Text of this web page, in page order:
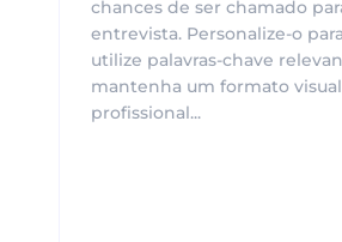
chances de ser chamado
entrevista. Personalize-o
utilize palavras-chave
mantenha um formato
profissional...